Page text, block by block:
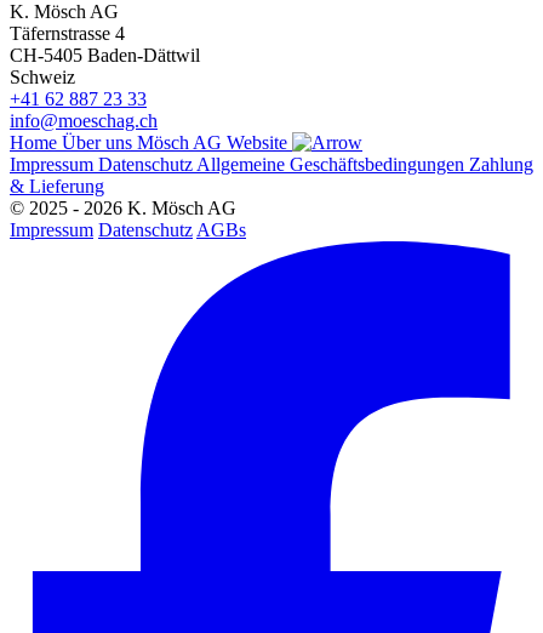
K. Mösch AG
Täfernstrasse 4
CH-5405 Baden-Dättwil
Schweiz
+41 62 887 23 33
info@moeschag.ch
Home Über uns Mösch AG Website
Impressum Datenschutz Allgemeine Geschäftsbedingungen Zahlung
& Lieferung
© 2025 - 2026 K. Mösch AG
Impressum Datenschutz AGBs